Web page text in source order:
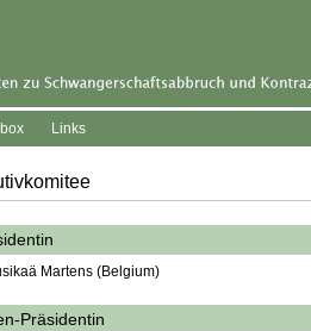
Links
Martens (Belgium)
Präsidentin